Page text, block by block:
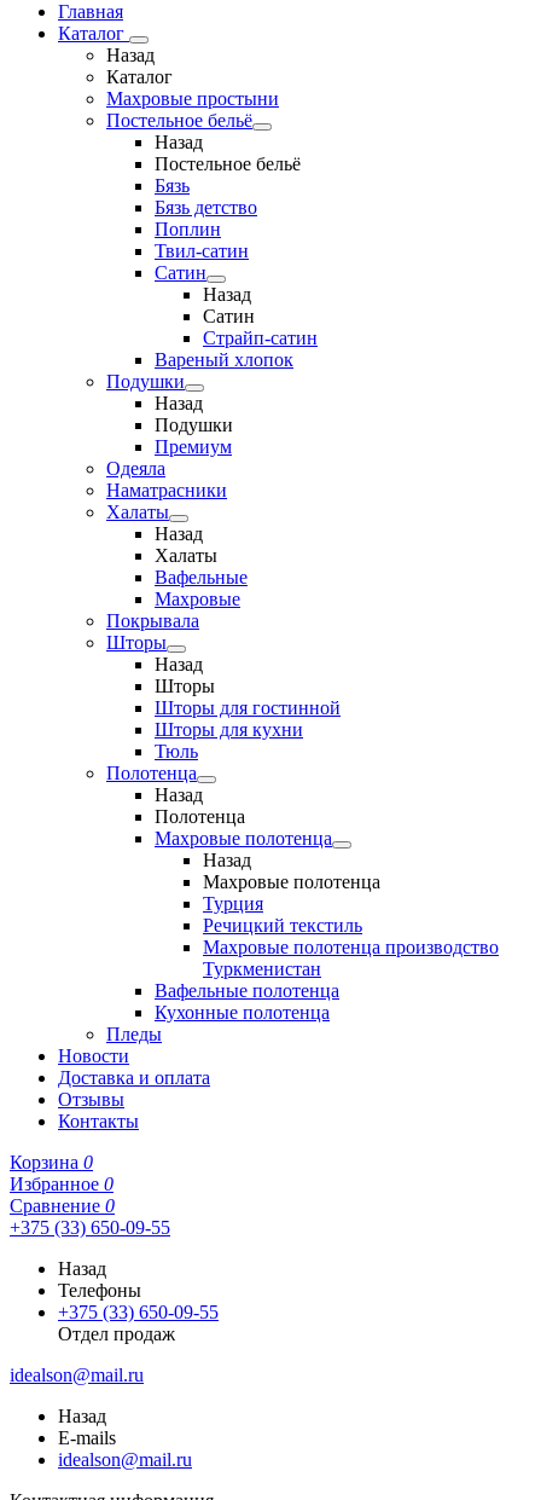
Главная
Каталог
Назад
Каталог
Махровые простыни
Постельное бельё
Назад
Постельное бельё
Бязь
Бязь детство
Поплин
Твил-сатин
Сатин
Назад
Сатин
Страйп-сатин
Вареный хлопок
Подушки
Назад
Подушки
Премиум
Одеяла
Наматрасники
Халаты
Назад
Халаты
Вафельные
Махровые
Покрывала
Шторы
Назад
Шторы
Шторы для гостинной
Шторы для кухни
Тюль
Полотенца
Назад
Полотенца
Махровые полотенца
Назад
Махровые полотенца
Турция
Речицкий текстиль
Махровые полотенца производство
Туркменистан
Вафельные полотенца
Кухонные полотенца
Пледы
Новости
Доставка и оплата
Отзывы
Контакты
Корзина 0
Избранное 0
Сравнение 0
+375 (33) 650-09-55
Назад
Телефоны
+375 (33) 650-09-55
Отдел продаж
idealson@mail.ru
Назад
E-mails
idealson@mail.ru